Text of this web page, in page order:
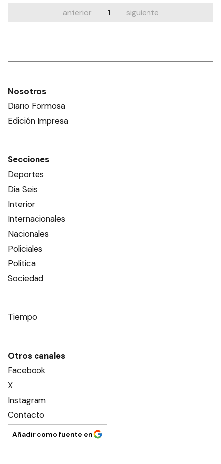
anterior 1 siguiente
Nosotros
Diario Formosa
Edición Impresa
Secciones
Deportes
Día Seis
Interior
Internacionales
Nacionales
Policiales
Política
Sociedad
Tiempo
Otros canales
Facebook
X
Instagram
Contacto
Añadir como fuente en